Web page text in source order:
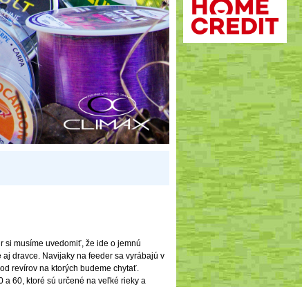
si musíme uvedomiť, že ide o jemnú
dravce. Navijaky na feeder sa vyrábajú v
revírov na ktorých budeme chytať.
60, ktoré sú určené na veľké rieky a